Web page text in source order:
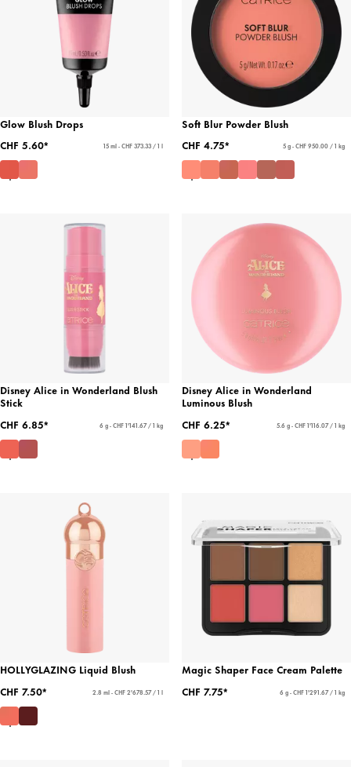
Glow Blush Drops
CHF 5.60*
15 ml - CHF 373.33 / 1 l
Soft Blur Powder Blush
CHF 4.75*
5 g - CHF 950.00 / 1 kg
Disney Alice in Wonderland Blush
Stick
CHF 6.85*
6 g - CHF 1'141.67 / 1 kg
Disney Alice in Wonderland
Luminous Blush
CHF 6.25*
5.6 g - CHF 1'116.07 / 1 kg
HOLLYGLAZING Liquid Blush
CHF 7.50*
2.8 ml - CHF 2'678.57 / 1 l
Magic Shaper Face Cream Palette
CHF 7.75*
6 g - CHF 1'291.67 / 1 kg